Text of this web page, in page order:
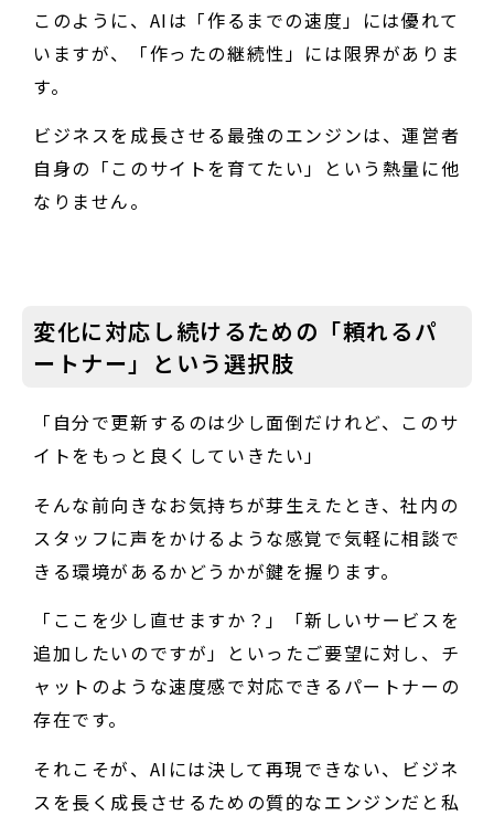
このように、AIは「作るまでの速度」には優れて
いますが、「作ったの継続性」には限界がありま
す。
ビジネスを成長させる最強のエンジンは、運営者
自身の「このサイトを育てたい」という熱量に他
なりません。
変化に対応し続けるための「頼れるパ
ートナー」という選択肢
「自分で更新するのは少し面倒だけれど、このサ
イトをもっと良くしていきたい」
そんな前向きなお気持ちが芽生えたとき、社内の
スタッフに声をかけるような感覚で気軽に相談で
きる環境があるかどうかが鍵を握ります。
「ここを少し直せますか？」「新しいサービスを
追加したいのですが」といったご要望に対し、チ
ャットのような速度感で対応できるパートナーの
存在です。
それこそが、AIには決して再現できない、ビジネ
スを長く成長させるための質的なエンジンだと私